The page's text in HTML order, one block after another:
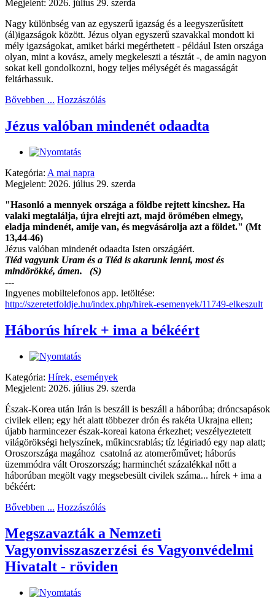
Megjelent: 2026. július 29. szerda
Nagy különbség van az egyszerű igazság és a leegyszerűsített
(ál)igazságok között. Jézus olyan egyszerű szavakkal mondott ki
mély igazságokat, amiket bárki megérthetett - például Isten országa
olyan, mint a kovász, amely megkeleszti a tésztát -, de amin nagyon
sokat kell gondolkozni, hogy teljes mélységét és magasságát
feltárhassuk.
Bővebben ... Hozzászólás
Jézus valóban mindenét odaadta
Kategória: A mai napra
Megjelent: 2026. július 29. szerda
"Hasonló a mennyek országa a földbe rejtett kincshez. Ha
valaki megtalálja, újra elrejti azt, majd örömében elmegy,
eladja mindenét, amije van, és megvásárolja azt a földet." (Mt
13,44-46)
Jézus valóban mindenét odaadta Isten országáért.
Tiéd vagyunk Uram és a Tiéd is akarunk lenni, most és
mindörökké, ámen. (S)
---
Ingyenes mobiltelefonos app. letöltése:
http://szeretetfoldje.hu/index.php/hirek-esemenyek/11749-elkeszult
Háborús hírek + ima a békéért
Kategória: Hírek, események
Megjelent: 2026. július 29. szerda
Észak-Korea után Irán is beszáll is beszáll a háborúba; dróncsapások
civilek ellen; egy hét alatt többezer drón és rakéta Ukrajna ellen;
újabb harmincezer észak-koreai katona érkezhet; veszélyeztetett
világörökségi helyszínek, műkincsrablás; tíz légiriadó egy nap alatt;
Oroszországa magához csatolná az atomerőművet; háborús
üzemmódra vált Oroszország; harminchét százalékkal nőtt a
háborúban megölt vagy megsebesült civilek száma... hírek + ima a
békéért:
Bővebben ... Hozzászólás
Megszavazták a Nemzeti
Vagyonvisszaszerzési és Vagyonvédelmi
Hivatalt - röviden